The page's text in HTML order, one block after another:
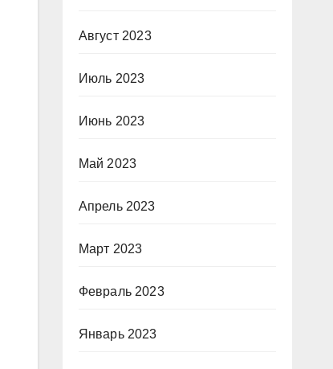
Август 2023
Июль 2023
Июнь 2023
Май 2023
Апрель 2023
Март 2023
Февраль 2023
Январь 2023